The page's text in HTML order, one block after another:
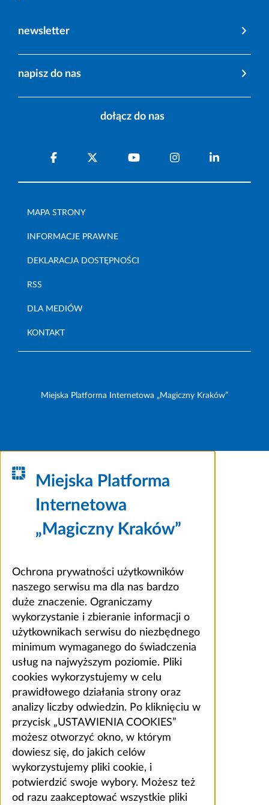
newsletter
napisz do nas
dołącz do nas
MAPA STRONY
INFORMACJE PRAWNE
DEKLARACJA DOSTĘPNOŚCI
RSS
DLA MEDIÓW
KONTAKT
Miejska Platforma Internetowa „Magiczny Kraków”
Miejska Platforma
Internetowa
„Magiczny Kraków”
Ochrona prywatności użytkowników
naszego serwisu ma dla nas bardzo
duże znaczenie. Ograniczamy
wykorzystanie i zbieranie informacji o
użytkownikach serwisu do niezbędnego
minimum wymaganego do świadczenia
usług na najwyższym poziomie. Pliki
cookies wykorzystujemy w celu
prawidłowego działania strony oraz
analizy liczby odwiedzin. Po kliknięciu w
przycisk „USTAWIENIA COOKIES”
możesz otworzyć okno, w którym
dowiesz się, do jakich celów
wykorzystujemy pliki cookie, i
potwierdzić swoje wybory. Możesz też
od razu zaakceptować wszystkie pliki